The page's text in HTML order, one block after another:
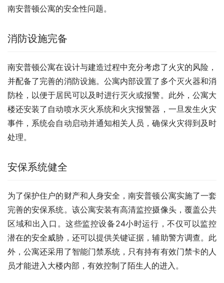
南安普顿公寓的安全性问题。
消防设施完备
南安普顿公寓在设计与建造过程中充分考虑了火灾的风险，
并配备了完善的消防设施。公寓内部设置了多个灭火器和消
防栓，以便于居民可以及时进行灭火或报警。此外，公寓大
楼还安装了自动喷水灭火系统和火灾报警器，一旦发生火灾
事件，系统会自动启动并通知相关人员，确保火灾得到及时
处理。
安保系统健全
为了保护住户的财产和人身安全，南安普顿公寓实施了一套
完善的安保系统。该公寓安装有高清监控摄像头，覆盖公共
区域和出入口。这些监控设备24小时运行，不仅可以监控
潜在的安全威胁，还可以提供关键证据，辅助警方调查。此
外，公寓还采用了智能门禁系统，只有持有有效门禁卡的人
员才能进入大楼内部，有效控制了陌生人的进入。